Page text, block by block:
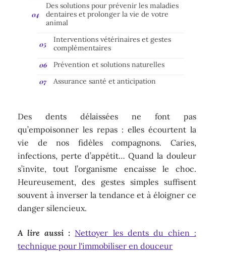
Des solutions pour prévenir les maladies
dentaires et prolonger la vie de votre
animal
Interventions vétérinaires et gestes
complémentaires
Prévention et solutions naturelles
Assurance santé et anticipation
Des dents délaissées ne font pas
qu’empoisonner les repas : elles écourtent la
vie de nos fidèles compagnons. Caries,
infections, perte d’appétit… Quand la douleur
s’invite, tout l’organisme encaisse le choc.
Heureusement, des gestes simples suffisent
souvent à inverser la tendance et à éloigner ce
danger silencieux.
A lire aussi : Nettoyer les dents du chien :
technique pour l'immobiliser en douceur